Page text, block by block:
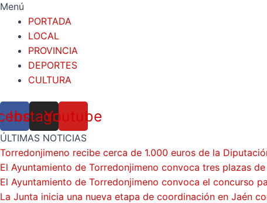
Menú
PORTADA
LOCAL
PROVINCIA
DEPORTES
CULTURA
Instagram
Youtube
ÚLTIMAS NOTICIAS
Torredonjimeno recibe cerca de 1.000 euros de la
El Ayuntamiento de Torredonjimeno convoca tres plazas
El Ayuntamiento de Torredonjimeno convoca el concurso
La Junta inicia una nueva etapa de coordinación en Jaén